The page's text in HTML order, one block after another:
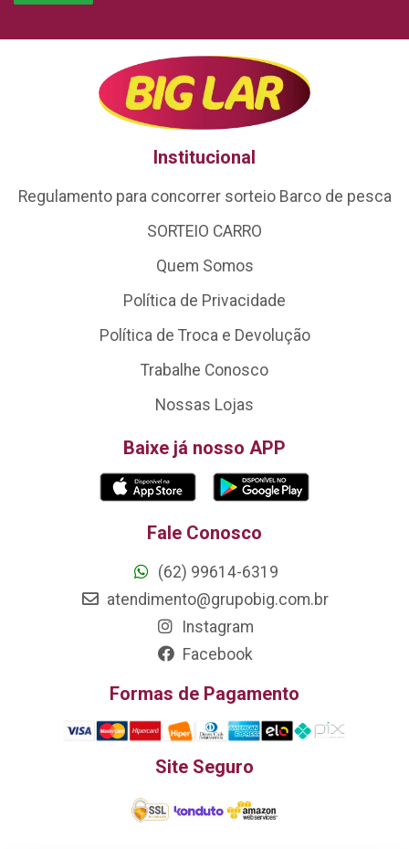
Institucional
Regulamento para concorrer sorteio Barco de pesca
SORTEIO CARRO
Quem Somos
Política de Privacidade
Política de Troca e Devolução
Trabalhe Conosco
Nossas Lojas
Baixe já nosso APP
Fale Conosco
(62) 99614-6319
atendimento@grupobig.com.br
Instagram
Facebook
Formas de Pagamento
Site Seguro